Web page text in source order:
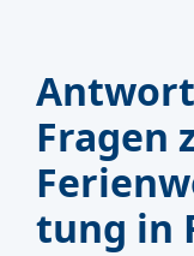
Fragen
tung in